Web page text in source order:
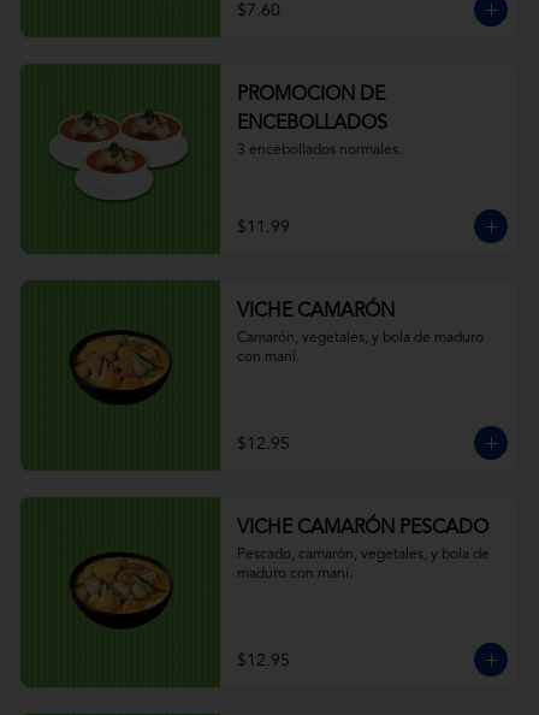
$7.60
PROMOCION DE
ENCEBOLLADOS
3 encebollados normales.
$11.99
VICHE CAMARÓN
Camarón, vegetales, y bola de maduro
con maní.
$12.95
VICHE CAMARÓN PESCADO
Pescado, camarón, vegetales, y bola de
maduro con maní.
$12.95